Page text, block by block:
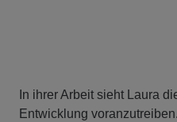
In ihrer Arbeit sieht Laura
Entwicklung